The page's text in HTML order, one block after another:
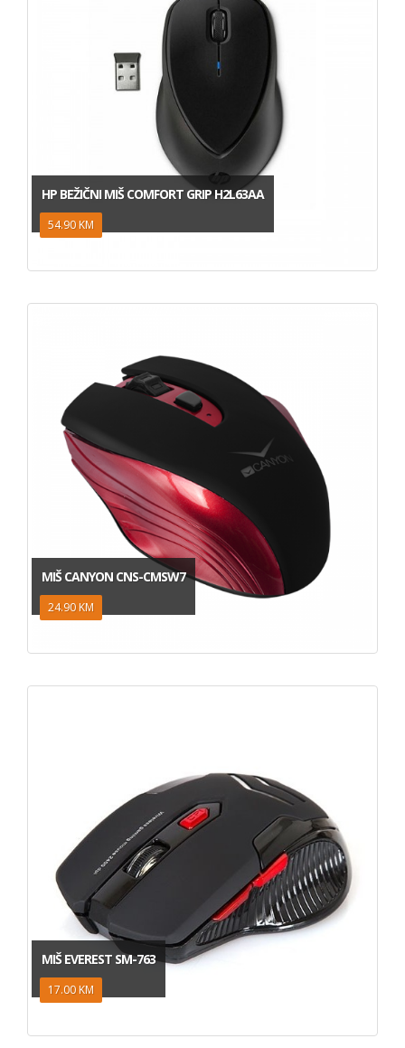
HP BEŽIČNI MIŠ COMFORT GRIP H2L63AA
54.90 KM
MIŠ CANYON CNS-CMSW7
24.90 KM
MIŠ EVEREST SM-763
17.00 KM